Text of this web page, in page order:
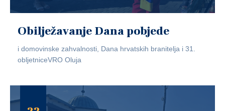
Obilježavanje Dana pobjede
i domovinske zahvalnosti, Dana hrvatskih branitelja i 31.
obljetniceVRO Oluja